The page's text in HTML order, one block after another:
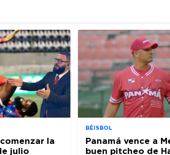
la
julio
BÉISBOL
Panamá vence a
buen pitcheo de